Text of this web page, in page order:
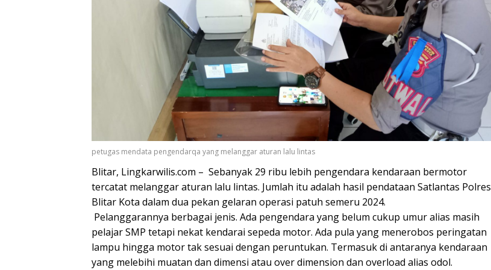
petugas mendata pengendarqa yang melanggar aturan lalu lintas
Blitar, Lingkarwilis.com – Sebanyak 29 ribu lebih pengendara kendaraan bermotor
tercatat melanggar aturan lalu lintas. Jumlah itu adalah hasil pendataan Satlantas Polres
Blitar Kota dalam dua pekan gelaran operasi patuh semeru 2024.
Pelanggarannya berbagai jenis. Ada pengendara yang belum cukup umur alias masih
pelajar SMP tetapi nekat kendarai sepeda motor. Ada pula yang menerobos peringatan
lampu hingga motor tak sesuai dengan peruntukan. Termasuk di antaranya kendaraan
yang melebihi muatan dan dimensi atau over dimension dan overload alias odol.